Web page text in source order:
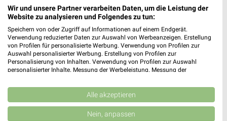
MEHR PROSPEKTE
weekli - Prospekte & Angebote App
Alle EDEKA Angebote immer griffbereit – mit der kostenlosen
weekli App für iOS & Android.
Wir und unsere Partner verarbeiten Daten, um die Leistung der
Website zu analysieren und Folgendes zu tun:
Speichern von oder Zugriff auf Informationen auf einem Endgerät.
Verwendung reduzierter Daten zur Auswahl von Werbeanzeigen. Erstellung
von Profilen für personalisierte Werbung. Verwendung von Profilen zur
Auswahl personalisierter Werbung. Erstellung von Profilen zur
Personalisierung von Inhalten. Verwendung von Profilen zur Auswahl
personalisierter Inhalte. Messung der Werbeleistung. Messung der
Kombinationen von Daten aus verschiedenen Quellen. Entwicklung und
Verbesserung der Angebote. Verwendung reduzierter Daten zur Auswahl
von Inhalten.
Daten können außerhalb der Europäischen Union weitergegeben und in die
Alle akzeptieren
Nein, anpassen